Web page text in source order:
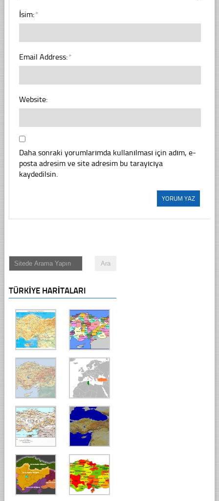
İsim:*
Email Address:*
Website:
Daha sonraki yorumlarımda kullanılması için adım, e-
posta adresim ve site adresim bu tarayıcıya
kaydedilsin.
TÜRKIYE HARITALARI